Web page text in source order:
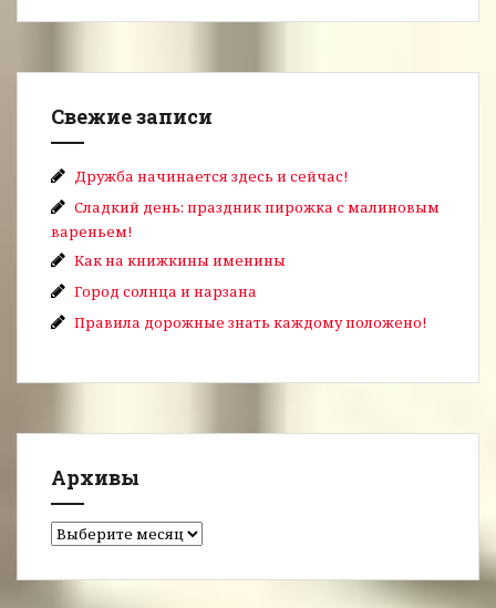
Свежие записи
Дружба начинается здесь и сейчас!
Сладкий день: праздник пирожка с малиновым
вареньем!
Как на книжкины именины
Город солнца и нарзана
Правила дорожные знать каждому положено!
Архивы